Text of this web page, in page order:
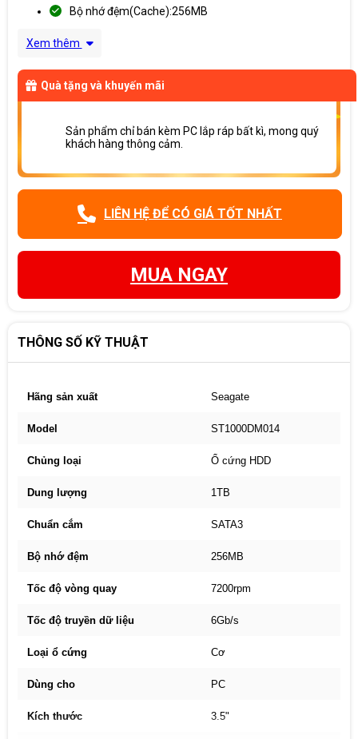
Bộ nhớ đệm(Cache):256MB
Xem thêm
Quà tặng và khuyến mãi
Sản phẩm chỉ bán kèm PC lắp ráp bất kì, mong quý
khách hàng thông cảm.
LIÊN HỆ ĐỂ CÓ GIÁ TỐT NHẤT
MUA NGAY
THÔNG SỐ KỸ THUẬT
Hãng sản xuất Seagate
Model ST1000DM014
Chủng loại Ổ cứng HDD
Dung lượng 1TB
Chuẩn cắm SATA3
Bộ nhớ đệm 256MB
Tốc độ vòng quay 7200rpm
Tốc độ truyền dữ liệu 6Gb/s
Loại ổ cứng Cơ
Dùng cho PC
Kích thước 3.5"